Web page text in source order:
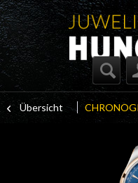
Übersicht